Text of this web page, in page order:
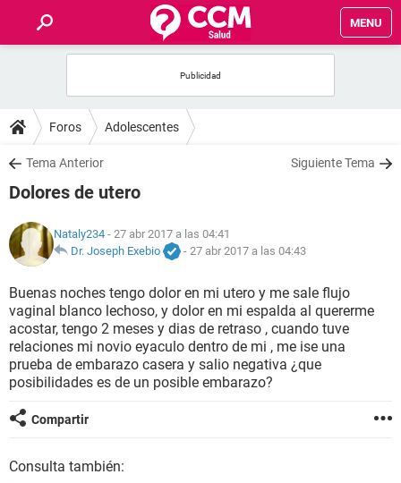
MENU
FOROS
SALUD
NUTRICIÓN
BIENESTAR
SEXUALIDAD
GLOSARIO
Foros Adolescentes
Tema Anterior Siguiente Tema
Dolores de utero
Nataly234 - 27 abr 2017 a las 04:41
Dr. Joseph Exebio
- 27 abr 2017 a las 04:43
Buenas noches tengo dolor en mi utero y me sale flujo
vaginal blanco lechoso, y dolor en mi espalda al quererme
acostar, tengo 2 meses y dias de retraso , cuando tuve
relaciones mi novio eyaculo dentro de mi , me ise una
prueba de embarazo casera y salio negativa ¿que
posibilidades es de un posible embarazo?
Compartir
Consulta también: